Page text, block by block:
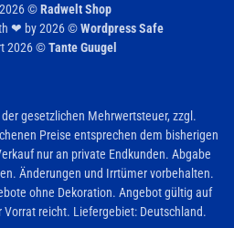
©Radwelt Shop
❤ by 2026 ©Wordpress Safe
2026 ©Tante Guugel
gesetzlichen Mehrwertsteuer, zzgl.
Preise entsprechen dem bisherigen
nur an private Endkunden. Abgabe
Änderungen und Irrtümer vorbehalten.
ohne Dekoration. Angebot gültig auf
reicht. Liefergebiet: Deutschland.